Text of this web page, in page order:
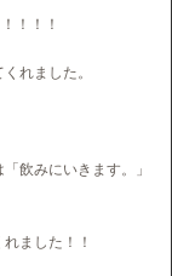
！！！
れました。
飲みにいきます。」
ました！！